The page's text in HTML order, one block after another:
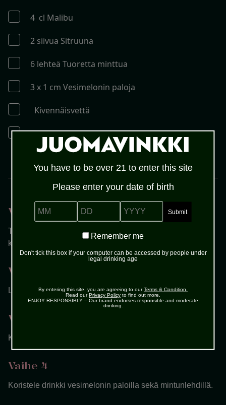
4 cl Malibu
2 siivua Sitruuna
6 lehteä Tuoretta minttua
3 x 1 cm Vesimelonin paloja
Kivennäisvettä
Jäitä
Vaihe 1
Täytä valmiiksi viilennetty highball lasi jäämurskalla ja
kaada päälle Malibu.
Vaihe 2
Lisää sitruunaviipaleet ja sekoita hyvin.
Vaihe 3
Kaada päälle kivennäisvesi.
Vaihe 4
Koristele drinkki vesimelonin paloilla sekä mintunlehdillä.
You have to be over 21 to enter this site
Please enter your date of birth
MM DD YYYY
Remember
Remember me
Don't tick this box if your computer can be accessed by people under
legal drinking age
By entering this site, you are agreeing to ourTerms & Condition.
Read ourPrivacy Policy to find out more.
ENJOY RESPONSIBLY – Our brand endorses responsible and moderate
drinking.